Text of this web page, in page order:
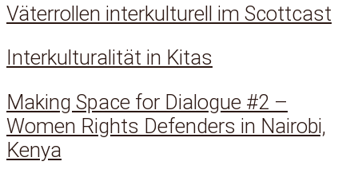
Väterrollen interkulturell im Scottcast
Interkulturalität in Kitas
Making Space for Dialogue #2 –
Women Rights Defenders in Nairobi,
Kenya